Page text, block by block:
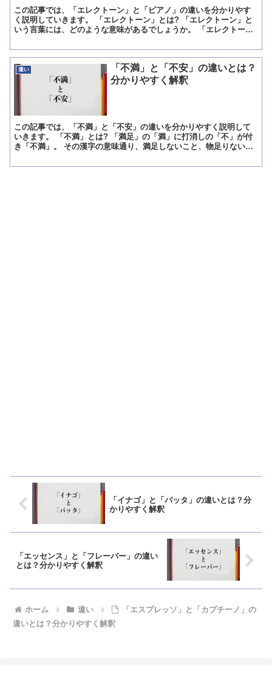
この記事では、「エレクトーン」と「ピアノ」の違いを分かりやす
く説明していきます。 「エレクトーン」とは? 「エレクトーン」と
いう言葉には、どのような意味があるでしょうか。 「エレクトー
違い
「不満」と「不安」の違いとは？
分かりやすく解釈
この記事では、「不満」と「不安」の違いを分かりやすく説明して
いきます。 「不満」とは? 「満足」の「満」に打消しの「不」が付
き「不満」。 その漢字の意味通り、満足しないこと、物足りないこ
「イナゴ」と「バッタ」の違いとは？分
かりやすく解釈
「エッセンス」と「フレーバー」の違い
とは？分かりやすく解釈
ホーム 違い
「エスプレッソ」と「カプチーノ」の
違いとは？分かりやすく解釈